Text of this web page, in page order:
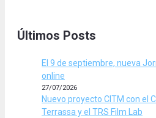
Últimos Posts
El 9 de septiembre, nueva
online
27/07/2026
Nuevo proyecto CITM con el
Terrassa y el TRS Film Lab